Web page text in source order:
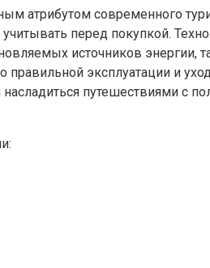
атрибутом современного
перед покупкой.
источников энергии,
эксплуатации и
путешествиями с